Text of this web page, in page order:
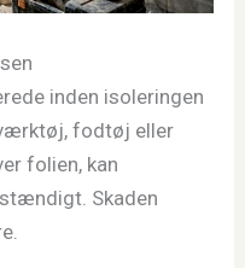
inden isoleringen
fodtøj eller
folien, kan
Skaden